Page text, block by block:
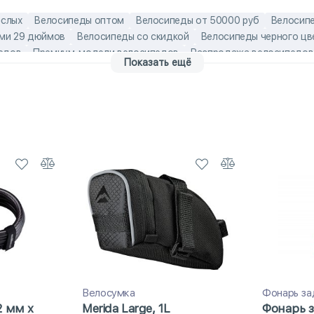
Велосипеды оптом Велосипеды от 50000 руб
29 дюймов Велосипеды со скидкой Велосипеды черного
Премиум-модели велосипедов Распродажа велосипедов
Алюминиевые горные велосипеды
Показать ещё
мм x
Велосумка
Merida Large, 1L
Фонарь
Фонарь